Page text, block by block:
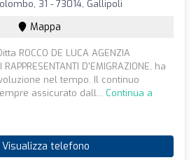
31 - 73014, Gallipoli
Mappa
ROCCO DE LUCA AGENZIA
RAPPRESENTANTI D'EMIGRAZIONE, ha
nel tempo. Il continuo
assicurato dall... Continua a
telefono